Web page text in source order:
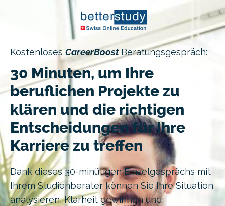
Kostenloses CareerBoost Beratungsgespräch:
30 Minuten, um Ihre
beruflichen Projekte zu
klären und die richtigen
Entscheidungen für Ihre
Karriere zu treffen
Dank dieses 30-minütigen Einzelgesprächs mit
Ihrem Studienberater können Sie Ihre Situation
analysieren, Klarheit gewinnen und